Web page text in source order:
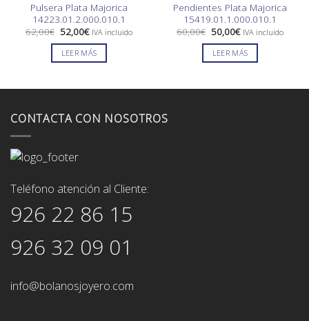
Pulsera Plata Majorica
14223.01.2.000.010.1
62,00€ El
precio
original
era:
62,00€.
52,00€El
actual
es:
52,00€.
IVA incluido
LEER MÁS
Pendientes Plata Majorica
15419.01.1.000.010.1
60,00€ El
precio
original
era:
60,00€.
50,00€El
actual
es:
50,00€.
IVA incluido
LEER MÁS
CONTACTA CON NOSOTROS
Teléfono atención al Cliente:
926 22 86 15
926 32 09 01
info@bolanosjoyero.com